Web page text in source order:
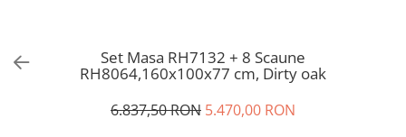
Set Masa RH7132 + 8 Scaune
RH8064,160x100x77 cm, Dirty oak
6.837,50 RON 5.470,00 RON